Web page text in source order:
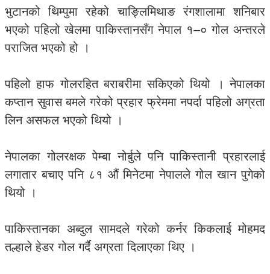
भुटानको थिम्पुमा रहेको चाङ्लिमिथाङ रंगशालामा शनिबार
भएको पहिलो खेलमा पाकिस्तानसँग नेपाल १–० गोल अन्तरले
पराजित भएको हो ।
पहिलो हाफ गोलरहित बराबरीमा सकिएको थियो । नेपालका
कप्तान सुवास बमले गरेको प्रहार फ्रेममा नपर्दा पहिलो अग्रता
लिन असफल भएको थियो ।
नेपालका गोलरक्षक पेम्बा नोर्बुले पनि पाकिस्तानी प्रहारलाई
लगातार बचाए पनि ८१ औं मिनेटमा नेपालले गोल खान पुगेको
थियो ।
पाकिस्तानका अब्दुल सामदले गरेको कर्नर किकलाई मोहमद
तल्हाले हेडर गोल गर्दै अग्रता दिलाएका थिए ।